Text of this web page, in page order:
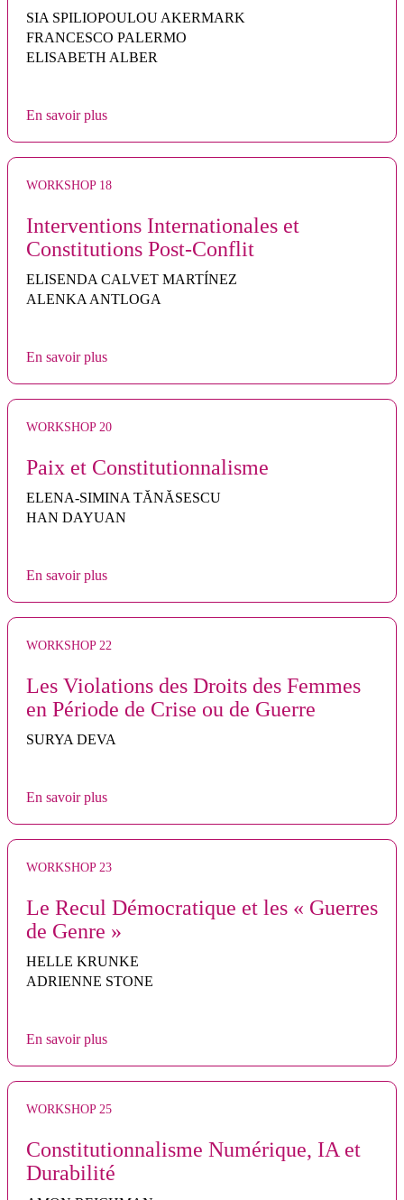
SIA SPILIOPOULOU AKERMARK
FRANCESCO PALERMO
ELISABETH ALBER
En savoir plus
WORKSHOP 18
Interventions Internationales et
Constitutions Post-Conflit
ELISENDA CALVET MARTÍNEZ
ALENKA ANTLOGA
En savoir plus
WORKSHOP 20
Paix et Constitutionnalisme
ELENA-SIMINA TĂNĂSESCU
HAN DAYUAN
En savoir plus
WORKSHOP 22
Les Violations des Droits des Femmes
en Période de Crise ou de Guerre
SURYA DEVA
En savoir plus
WORKSHOP 23
Le Recul Démocratique et les « Guerres
de Genre »
HELLE KRUNKE
ADRIENNE STONE
En savoir plus
WORKSHOP 25
Constitutionnalisme Numérique, IA et
Durabilité